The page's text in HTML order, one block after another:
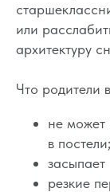
или
архитектуру
Что родители
не может
в постели;
резкие